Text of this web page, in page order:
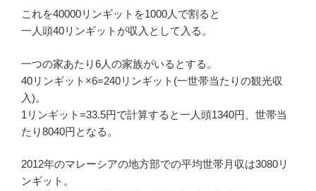
これを40000リンギットを1000人で割ると
一人頭40リンギットが収入として入る。
一つの家あたり6人の家族がいるとする。
40リンギット×6=240リンギット(一世帯当たりの観光収
入)。
1リンギット=33.5円で計算すると一人頭1340円、世帯当
たり8040円となる。
2012年のマレーシアの地方部での平均世帯月収は3080リ
ンギット。